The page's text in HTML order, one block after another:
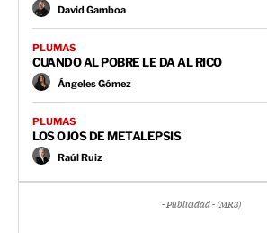
David Gamboa
PLUMAS
CUANDO AL POBRE LE DA AL RICO
Ángeles Gómez
PLUMAS
LOS OJOS DE METALEPSIS
Raúl Ruiz
- Publicidad - (MR3)